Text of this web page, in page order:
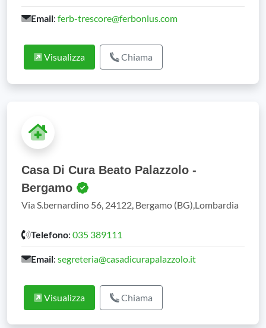
Email: ferb-trescore@ferbonlus.com
Visualizza Chiama
Casa Di Cura Beato Palazzolo -
Bergamo
Via S.bernardino 56, 24122, Bergamo (BG),Lombardia
Telefono: 035 389111
Email: segreteria@casadicurapalazzolo.it
Visualizza Chiama